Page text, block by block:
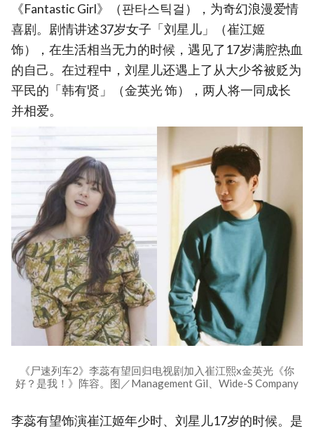
《Fantastic Girl》（판타스틱걸），为奇幻浪漫爱情
喜剧。剧情讲述37岁女子「刘星儿」（崔江姬
饰），在生活相当无力的时候，遇见了17岁满腔热血
的自己。在过程中，刘星儿还遇上了从大少爷被贬为
平民的「韩有贤」（金英光 饰），两人将一同成长
并相爱。
《尸速列车2》李蕊有望回归电视剧加入崔江熙x金英光《你
好？是我！》阵容。图／Management Gil、Wide-S Company
李蕊有望饰演崔江姬年少时、刘星儿17岁的时候。是